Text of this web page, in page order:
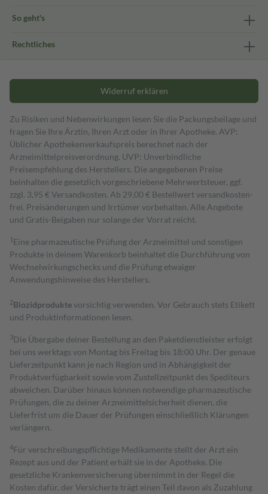
So geht's
Rechtliches
Widerruf erklären
Zu Risiken und Nebenwirkungen lesen Sie die Packungsbeilage und
fragen Sie Ihre Ärztin, Ihren Arzt oder in Ihrer Apotheke. AVP:
Üblicher Apothekenverkaufspreis berechnet nach der
Arzneimittelpreisverordnung. UVP: Unverbindliche
Preisempfehlung des Herstellers. Die angegebenen Preise
beinhalten die gesetzlich vorgeschriebene Mehrwertsteuer, ggf.
zzgl. 3,95 € Versandkosten. Ab 29,00 € Bestell­wert versand­kosten­
frei. Preisänderungen und Irrtümer vorbehalten. Alle Angebote
und Gratis-Beigaben nur solange der Vorrat reicht.
1 Eine pharmazeutische Prüfung der Arzneimittel und sonstigen
Produkte in deinem Warenkorb beinhaltet die Durchführung von
Wechselwirkungschecks und die Prüfung etwaiger
Anwendungshinweise des Herstellers.
2Biozidproduktevorsichtig verwenden. Vor Gebrauch stets Etikett
und Produktinformationen lesen.
3Die Übergabe deiner Bestellung an den Paketdienstleister erfolgt
bei uns werktags von Montag bis Freitag bis 18:00 Uhr. Der genaue
Lieferzeitpunkt kann je nach Region und in Abhängigkeit der
Produktverfügbarkeit sowie vom Zustellzeitpunkt des Spediteurs
abweichen. Darüber hinaus können notwendige pharmazeutische
Prüfungen, die zu deiner Arzneimittelsicherheit dienen, die
Lieferfrist um die Dauer der Prüfungen einschließlich Klärungen
verlängern.
4Für verschreibungspflichtige Medikamente stellt der Arzt ein
Rezept aus und der Patient erhält sie in der Apotheke. Die
gesetzliche Krankenversicherung übernimmt in der Regel die
Kosten dafür, der Versicherte trägt einen Teil davon als Zuzahlung